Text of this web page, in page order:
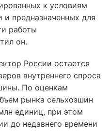
к условиям
и предназначенных для
работы
он.
России остается
внутреннего спроса
По оценкам
рынка сельхозшин
единиц, при этом
до недавнего времени